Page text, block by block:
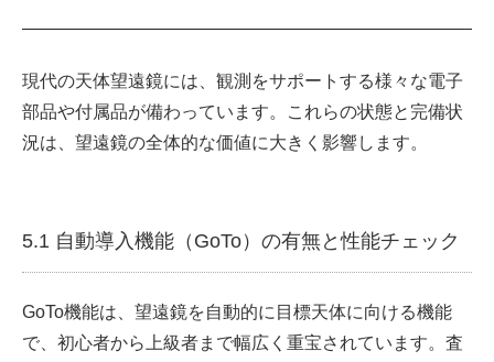
現代の天体望遠鏡には、観測をサポートする様々な電子
部品や付属品が備わっています。これらの状態と完備状
況は、望遠鏡の全体的な価値に大きく影響します。
5.1 自動導入機能（GoTo）の有無と性能チェック
GoTo機能は、望遠鏡を自動的に目標天体に向ける機能
で、初心者から上級者まで幅広く重宝されています。査